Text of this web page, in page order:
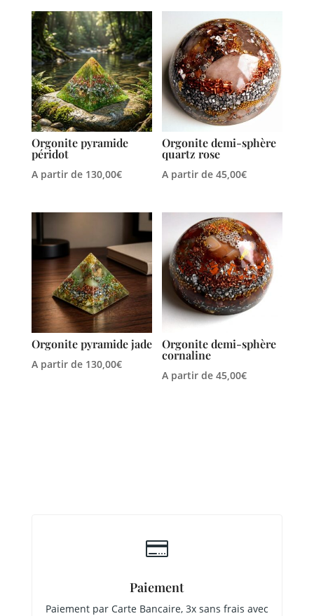
Orgonite pyramide
péridot
A partir de 130,00€
Orgonite demi-sphère
quartz rose
A partir de45,00€
Orgonite pyramide jade
A partir de 130,00€
Orgonite demi-sphère
cornaline
A partir de45,00€

Paiement
Paiement par Carte Bancaire, 3x sans frais avec